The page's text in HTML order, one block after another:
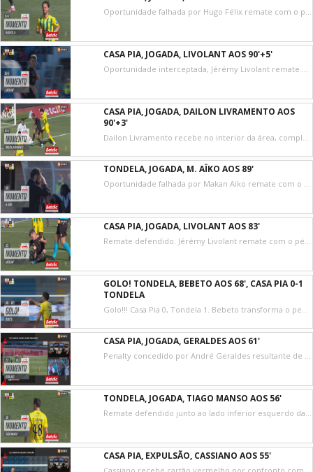
Oportunidade falhada por Hugo Félix remate com o pé esquerdo no coração da área. Assistência de Benjamin Kimpioka depois de um contra ataque.
CASA PIA, JOGADA, LIVOLANT AOS 90'+5'
Oportunidade interceptada, Jérémy Livolant remate com o pé direito do lado esquerdo da área. Assistência de Lawrence Ofori.
CASA PIA, JOGADA, DAILON LIVRAMENTO AOS
90'+3'
Dailon Livramento recebe no interior da área, completamente isolado, mas desperdiça no frente a frente com Bernardo Fontes! Que falhanço!
TONDELA, JOGADA, M. AÏKO AOS 89'
Oportunidade falhada por Makan Aiko remate com o pé direito no coração da área. Assistência de Hugo Félix.
CASA PIA, JOGADA, LIVOLANT AOS 83'
Remate defendido. Jérémy Livolant remate com o pé direito da esquerda, ângulo difícil e muito longe.
GOLO! TONDELA, BEBETO AOS 68', CASA PIA 0-1
TONDELA
Golo!!! Casa Pia 0, Tondela 1. Bebeto transforma o penalty, remate com o pé direito junto à base do poste esquerdo.
CASA PIA, JOGADA, GERALDES AOS 61'
Penalty concedido por André Geraldes resultante de falta na área.
TONDELA, JOGADA, TIAGO MANSO AOS 56'
Remate defendido junto ao lado inferior esquerdo da baliza. Tiago Manso remate com o pé esquerdo de fora da área.
CASA PIA, EXPULSÃO, CASSIANO AOS 55'